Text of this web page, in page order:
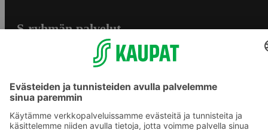
S-ryhmän palvelut
Yhteishyvä Ruoka -sovellus
S-ostoslista -sovellus
Prisma.fi